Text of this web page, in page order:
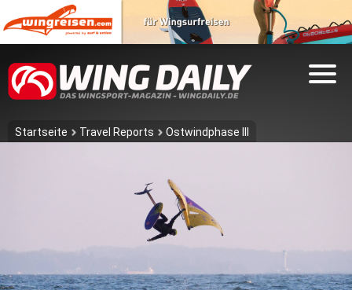
Startseite Travel Reports Ostwindphase III